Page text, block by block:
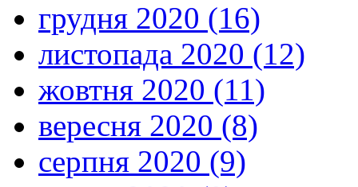
грудня 2020 (16)
листопада 2020 (12)
жовтня 2020 (11)
вересня 2020 (8)
серпня 2020 (9)